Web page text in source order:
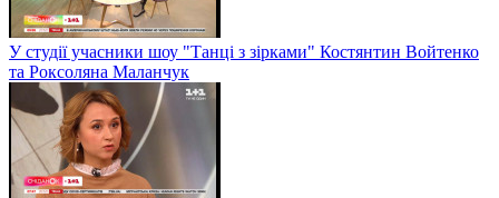
У студії учасники шоу "Танці з зірками" Костянтин Войтенко
та Роксоляна Маланчук